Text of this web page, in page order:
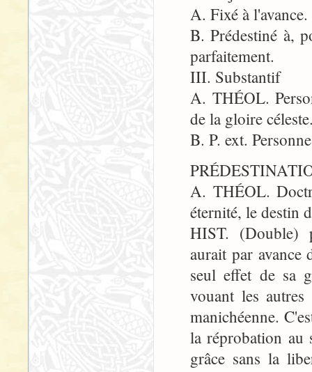
A. Fixé à l'avance.
B. Prédestiné à,
parfaitement.
III. Substantif
A. THÉOL.
de la gloire
B. P. ext.
A. THÉOL.
éternité, le destin
HIST. (Double)
aurait par avance
seul effet de sa
vouant les
manichéenne.
la réprobation au
grâce sans la